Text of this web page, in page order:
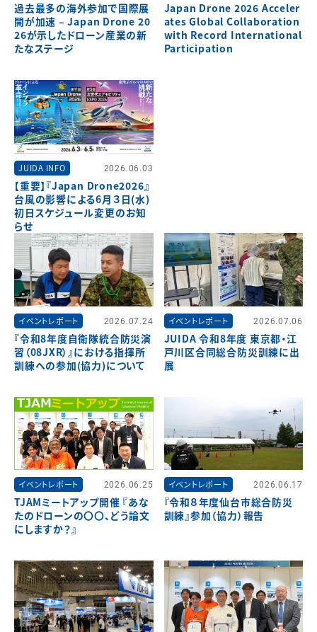
過去最多の海外参加で国際展
開が加速 – Japan Drone 20
26が示したドローン産業の新
たなステージ
Japan Drone 2026 Acceler
ates Global Collaboration
with Record International
Participation
JUIDA INFO 2026.06.03
【重要】『Japan Drone2026』
台風の影響による6月３日(水)
初日スケジュール変更のお知
らせ
イベントレポート 2026.07.24
『令和8年度自衛隊統合防災演
習（08JXR）』における指揮所
訓練への参加(協力)について
イベントレポート 2026.07.06
JUIDA 令和8年度 東京都・江
戸川区合同総合防災訓練に出
展
イベントレポート 2026.06.25
TJAMミートアップ開催 『あな
たのドローンの〇〇、どう論文
にしますか？』
イベントレポート 2026.06.17
『令和８年度仙台市総合防災
訓練』参加（協力）報告